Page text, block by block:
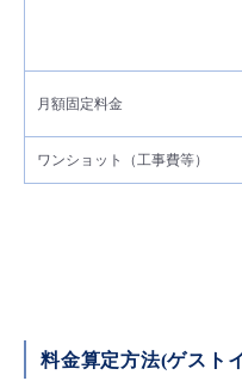
- vUTM2
月額固定料金
ワンショット（工事費等）
料金算定方法(ゲスト